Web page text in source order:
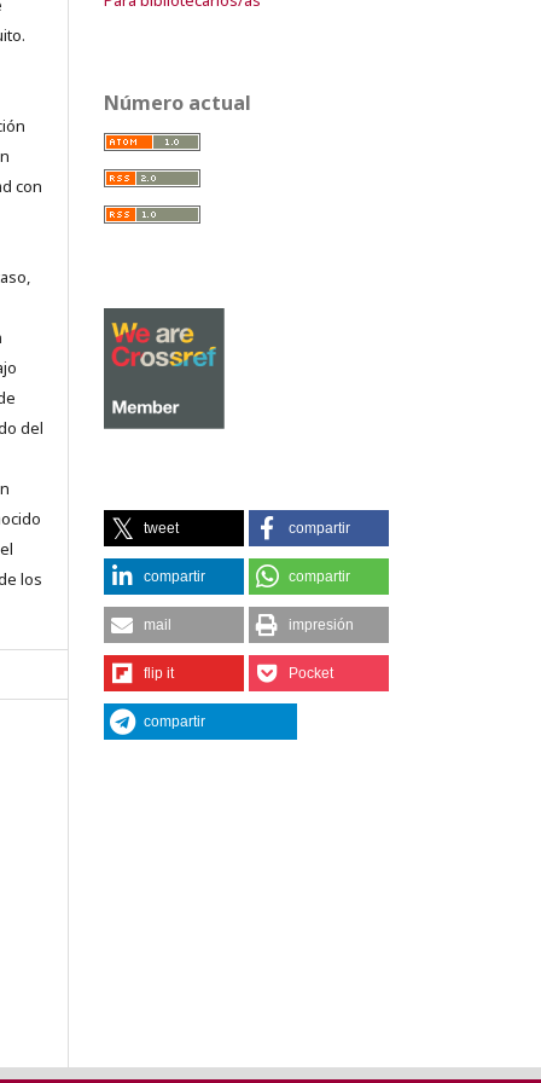
con
del
los
Número actual
tweet compartir
compartir compartir
mail impresión
flip it Pocket
compartir